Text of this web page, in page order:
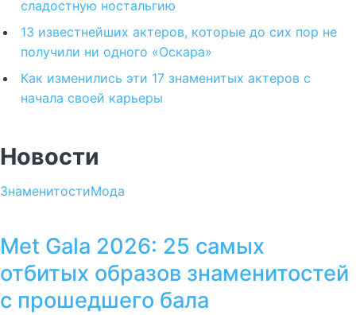
сладостную ностальгию
13 известнейших актеров, которые до сих пор не
получили ни одного «Оскара»
Как изменились эти 17 знаменитых актеров с
начала своей карьеры
Новости
ЗнаменитостиМода
Met Gala 2026: 25 самых
отбитых образов знаменитостей
с прошедшего бала